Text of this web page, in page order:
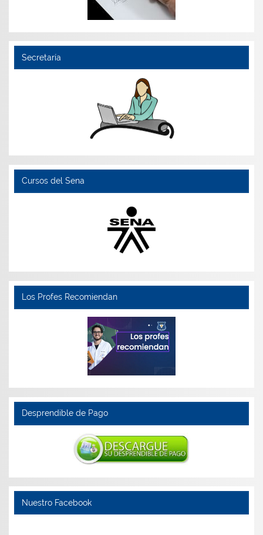
Secretaría
Cursos del Sena
Los Profes Recomiendan
Desprendible de Pago
Nuestro Facebook